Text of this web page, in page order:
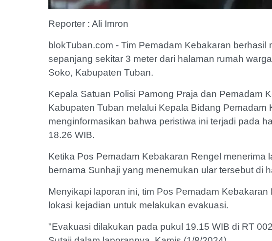
Reporter : Ali Imron
blokTuban.com - Tim Pemadam Kebakaran berhasil
sepanjang sekitar 3 meter dari halaman rumah
Soko, Kabupaten Tuban.
Kepala Satuan Polisi Pamong Praja dan Pemadam
Kabupaten Tuban melalui Kepala Bidang Pemadam
menginformasikan bahwa peristiwa ini terjadi pada
18.26 WIB.
Ketika Pos Pemadam Kebakaran Rengel menerima
bernama Sunhaji yang menemukan ular tersebut di
Menyikapi laporan ini, tim Pos Pemadam
lokasi kejadian untuk melakukan evakuasi.
"Evakuasi dilakukan pada pukul 19.15 WIB di RT